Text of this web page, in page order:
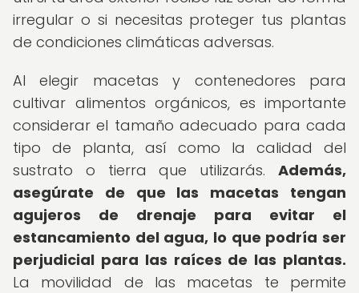
irregular o si necesitas proteger tus plantas
de condiciones climáticas adversas.
Al elegir macetas y contenedores para
cultivar alimentos orgánicos, es importante
considerar el tamaño adecuado para cada
tipo de planta, así como la calidad del
sustrato o tierra que utilizarás. Además,
asegúrate de que las macetas tengan
agujeros de drenaje para evitar el
estancamiento del agua, lo que podría ser
perjudicial para las raíces de las plantas.
La movilidad de las macetas te permite